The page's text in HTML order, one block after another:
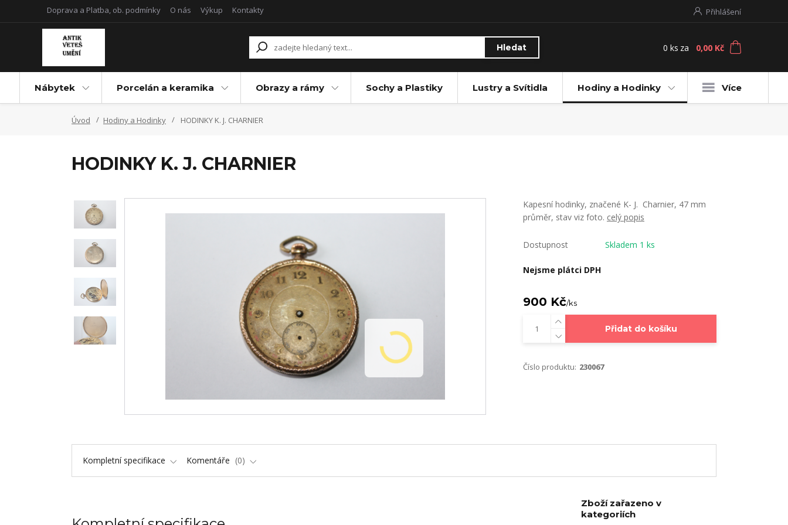
Doprava a Platba, ob. podmínky O nás Výkup Kontakty Přihlášení
Hledat 0 ks za 0,00 Kč
Nábytek Porcelán a keramika Obrazy a rámy Sochy a Plastiky Lustry a Svítidla Hodiny a Hodinky Více
Úvod Hodiny a Hodinky HODINKY K. J. CHARNIER
HODINKY K. J. CHARNIER
Kapesní hodinky, značené K- J. Charnier, 47 mm
průměr, stav viz foto. celý popis
Dostupnost Skladem 1 ks
Nejsme plátci DPH
900 Kč/ks
Přidat do košíku
Číslo produktu: 230067
Kompletní specifikace Komentáře 0
Zboží zařazeno v
kategoriích